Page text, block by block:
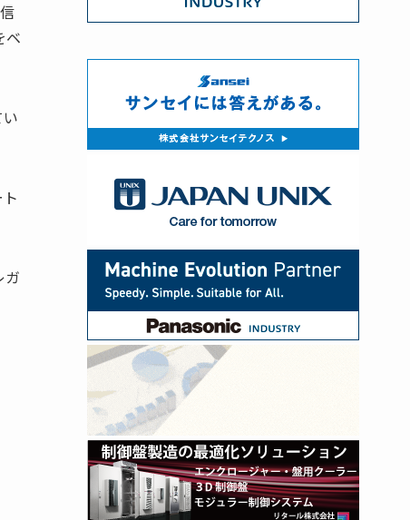
ベ
ガ